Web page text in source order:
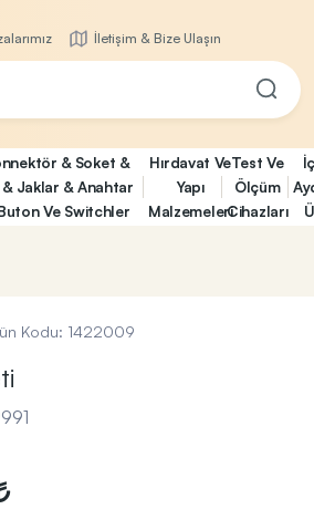
İletişim & Bize Ulaşın
& Soket &
& Jaklar & Anahtar
Ve Switchler
Hırdavat Ve
Yapı
Malzemeleri
Test Ve
Ölçüm
Cihazları
Kodu: 1422009